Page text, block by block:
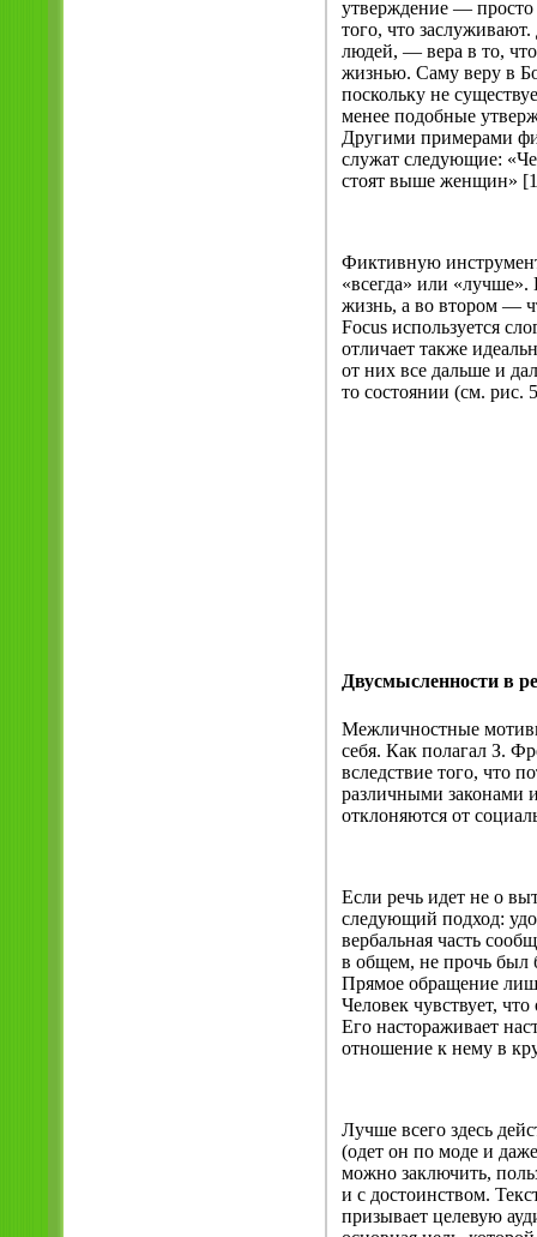
утверждение — просто
того, что
людей, — вера в то, что
жизнью. Саму веру в
поскольку не
менее подобные
Другими примерами
служат следующие:
стоят выше женщин»
Фиктивную
«всегда» или
жизнь, а во втором —
Focus используется
отличает также
от них все дальше и
то состоянии (см. рис.
Двусмысленности в
Межличностные
себя. Как полагал З.
вследствие того, что
различными законами
отклоняются от
Если речь идет не о
следующий подход:
вербальная часть
в общем, не прочь был
Прямое обращение
Человек чувствует,
Его настораживает
отношение к нему в
Лучше всего здесь
(одет он по моде и
можно заключить,
и с достоинством.
призывает целевую